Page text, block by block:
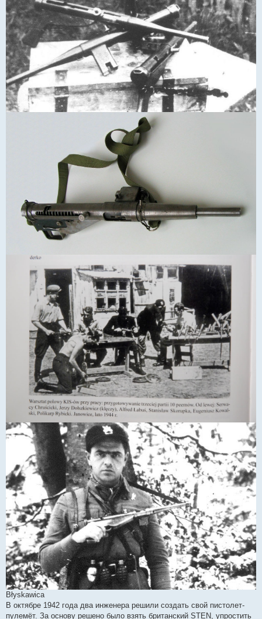
Błyskawica
В октябре 1942 года два инженера решили создать свой пистолет-
пулемёт. За основу решено было взять британский STEN, упростить